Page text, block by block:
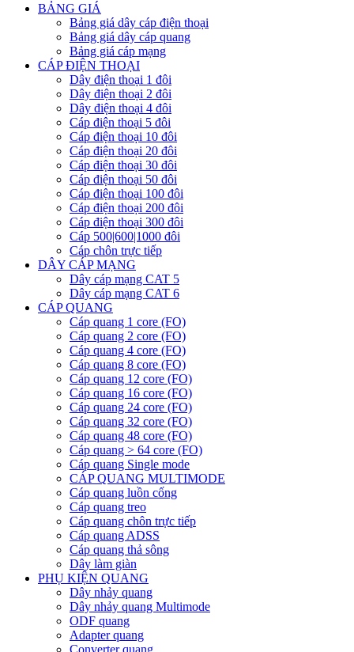
BẢNG GIÁ
Bảng giá dây cáp điện thoại
Bảng giá dây cáp quang
Bảng giá cáp mạng
CÁP ĐIỆN THOẠI
Dây điện thoại 1 đôi
Dây điện thoại 2 đôi
Dây điện thoại 4 đôi
Cáp điện thoại 5 đôi
Cáp điện thoại 10 đôi
Cáp điện thoại 20 đôi
Cáp điện thoại 30 đôi
Cáp điện thoại 50 đôi
Cáp điện thoại 100 đôi
Cáp điện thoại 200 đôi
Cáp điện thoại 300 đôi
Cáp 500|600|1000 đôi
Cáp chôn trực tiếp
DÂY CÁP MẠNG
Dây cáp mạng CAT 5
Dây cáp mạng CAT 6
CÁP QUANG
Cáp quang 1 core (FO)
Cáp quang 2 core (FO)
Cáp quang 4 core (FO)
Cáp quang 8 core (FO)
Cáp quang 12 core (FO)
Cáp quang 16 core (FO)
Cáp quang 24 core (FO)
Cáp quang 32 core (FO)
Cáp quang 48 core (FO)
Cáp quang > 64 core (FO)
Cáp quang Single mode
CÁP QUANG MULTIMODE
Cáp quang luồn cống
Cáp quang treo
Cáp quang chôn trực tiếp
Cáp quang ADSS
Cáp quang thả sông
Dây làm giàn
PHỤ KIỆN QUANG
Dây nhảy quang
Dây nhảy quang Multimode
ODF quang
Adapter quang
Converter quang